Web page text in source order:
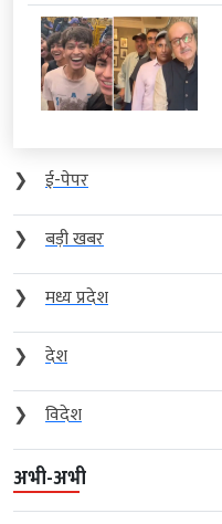
❯
ई-पेपर
❯
बड़ी खबर
❯
मध्य प्रदेश
❯
देश
❯
विदेश
अभी-अभी